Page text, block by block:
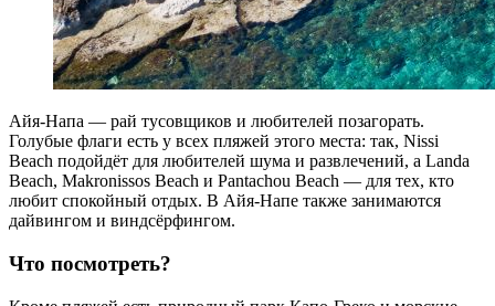
Айя-Напа — рай тусовщиков и любителей позагорать.
Голубые флаги есть у всех пляжей этого места: так, Nissi
Beach подойдёт для любителей шума и развлечений, а Landa
Beach, Makronissos Beach и Pantachou Beach — для тех, кто
любит спокойный отдых. В Айя-Напе также занимаются
дайвингом и виндсёрфингом.
Что посмотреть?